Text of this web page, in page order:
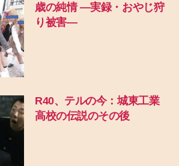
歳の純情 ―実録・おやじ狩
り被害―
R40、テルの今：城東工業
高校の伝説のその後